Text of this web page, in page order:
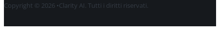
Copyright © 2026 •Clarity AI. Tutti i diritti riservati.